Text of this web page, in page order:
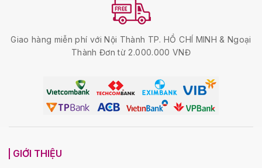
Giao hàng miễn phí với Nội Thành TP. HỒ CHÍ MINH & Ngoại
Thành Đơn từ 2.000.000 VNĐ
GIỚI THIỆU